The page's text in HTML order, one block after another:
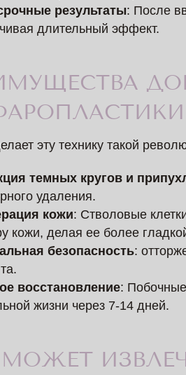
результаты: После
длительный эффект.
эту технику такой
темных кругов и
удаления.
кожи: Стволовые
кожи, делая ее более
безопасность:
восстановление:
жизни через 7-14 дней.